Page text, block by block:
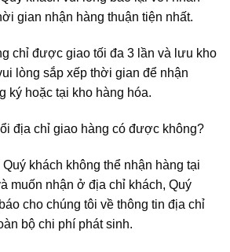
gian nhận hàng thuận tiện nhất.
chỉ được giao tối đa 3 lần và lưu kho
lòng sắp xếp thời gian để nhận
ký hoặc tại kho hàng hóa.
địa chỉ giao hàng có được không?
khách không thể nhận hàng tại
muốn nhận ở địa chỉ khách, Quý
cho chúng tôi về thông tin địa chỉ
bộ chi phí phát sinh.